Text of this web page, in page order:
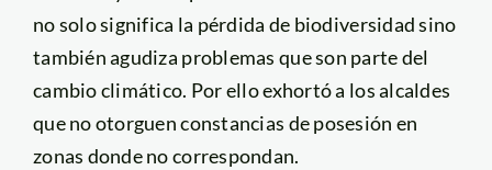
no solo significa la pérdida de biodiversidad sino
también agudiza problemas que son parte del
cambio climático. Por ello exhortó a los alcaldes
que no otorguen constancias de posesión en
zonas donde no correspondan.